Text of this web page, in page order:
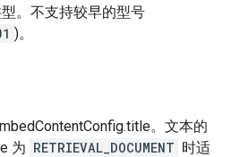
。不支持较早的型号
)。
。文本的
为 RETRIEVAL_DOCUMENT 时适